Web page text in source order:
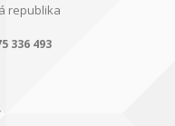
republika
336 493